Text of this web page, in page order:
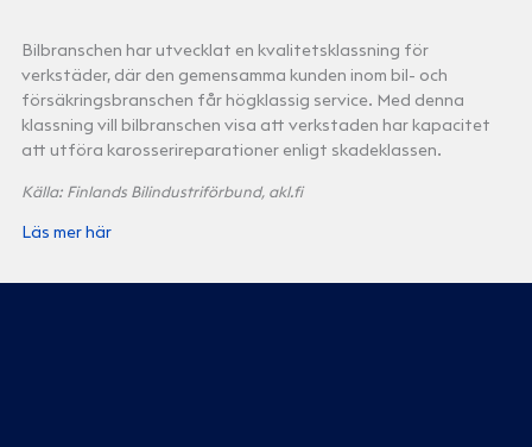
Bilbranschen har utvecklat en kvalitetsklassning för
verkstäder, där den gemensamma kunden inom bil- och
försäkringsbranschen får högklassig service. Med denna
klassning vill bilbranschen visa att verkstaden har kapacitet
att utföra karosserireparationer enligt skadeklassen.
Källa: Finlands Bilindustriförbund, akl.fi
Läs mer här